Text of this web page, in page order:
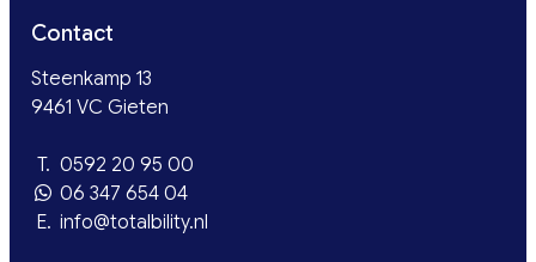
Contact
Steenkamp 13
9461 VC Gieten
T. 0592 20 95 00
06 347 654 04
E. info@totalbility.nl